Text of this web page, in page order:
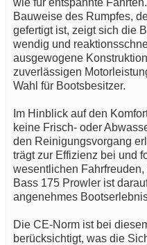
Bauweise des Rumpfes,
gefertigt ist, zeigt sich die
wendig und
ausgewogene
zuverlässigen
Wahl für Bootsbesitzer.
Im Hinblick auf den
keine Frisch- oder
den Reinigungsvorgang
trägt zur Effizienz bei und
wesentlichen
Bass 175 Prowler ist
angenehmes
Die CE-Norm ist bei
berücksichtigt, was die